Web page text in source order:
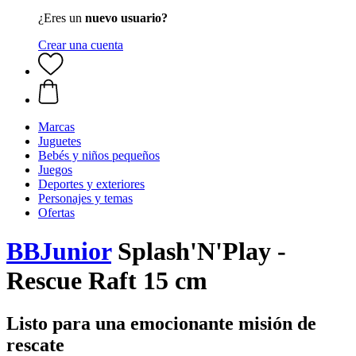
¿Eres un nuevo usuario?
Crear una cuenta
Marcas
Juguetes
Bebés y niños pequeños
Juegos
Deportes y exteriores
Personajes y temas
Ofertas
BBJuniorSplash'N'Play -
Rescue Raft 15 cm
Listo para una emocionante misión de
rescate